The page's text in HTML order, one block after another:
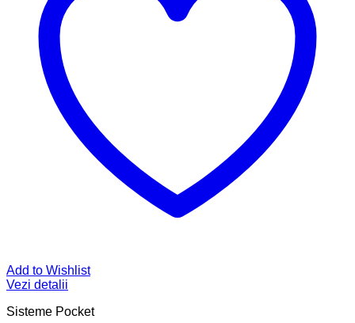
Add to Wishlist
Vezi detalii
Sisteme Pocket